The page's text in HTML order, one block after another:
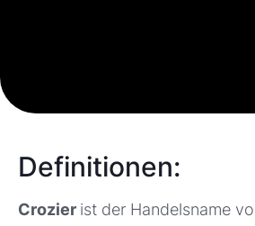
Definitionen:
Crozier ist der Handelsname